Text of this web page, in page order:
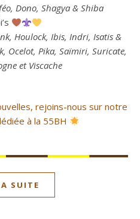
Dono, Shagya & Shiba
Houlock, Ibis, Indri, Isatis &
Ocelot, Pika, Saïmiri, Suricate,
et Viscache
rejoins-nous sur notre
à la 55BH
SUITE